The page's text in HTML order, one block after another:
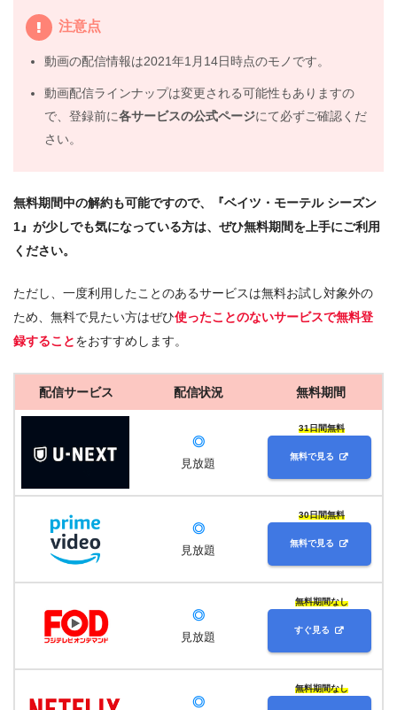
料視聴まとめ
注意点
動画の配信情報は2021年1月14日時点のモノです。
動画配信ラインナップは変更される可能性もありますの
で、登録前に各サービスの公式ページにて必ずご確認くだ
さい。
無料期間中の解約も可能ですので、『ベイツ・モーテル シーズン
1』が少しでも気になっている方は、ぜひ無料期間を上手にご利用
ください。
ただし、一度利用したことのあるサービスは無料お試し対象外の
ため、無料で見たい方はぜひ使ったことのないサービスで無料登
録することをおすすめします。
配信サービス 配信状況 無料期間
◎
見放題
31日間無料
無料で見る
◎
見放題
30日間無料
無料で見る
◎
見放題
無料期間なし
すぐ見る
◎
無料期間なし